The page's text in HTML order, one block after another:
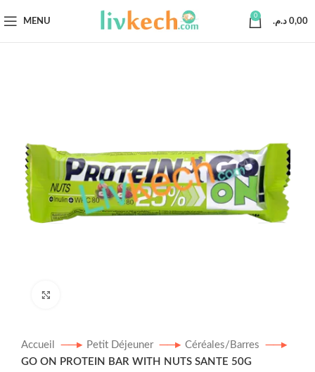
MENU
0
0,00 د.م.
Accueil Petit Déjeuner
Céréales/Barres
GO ON PROTEIN BAR WITH NUTS SANTE 50G